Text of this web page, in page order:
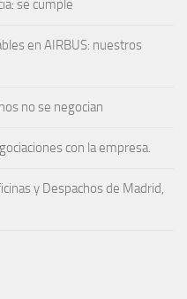
se cumple
en AIRBUS: nuestros
no se negocian
con la empresa.
y Despachos de Madrid,